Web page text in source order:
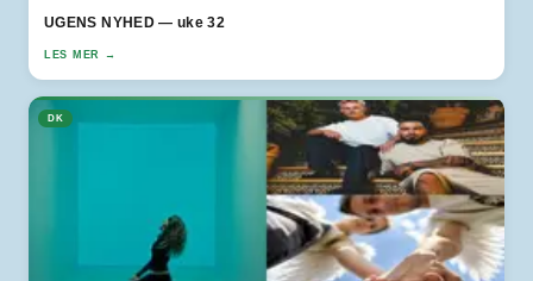
UGENS NYHED — uke 32
LES MER →
DK